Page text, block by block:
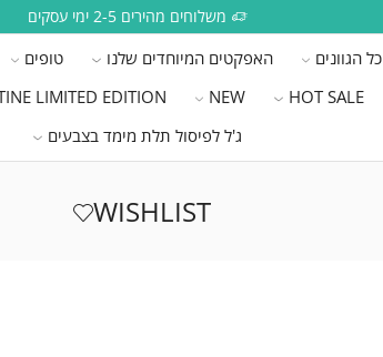
משלוחים מהירים 2-5 ימי עסקים
כל הגוונים האפקטים המיוחדים שלנו טופים
HOT SALE
NEW
LIMITED EDITION
ג'ל לפיסול תלת מימד בצבעים
WISHLIST